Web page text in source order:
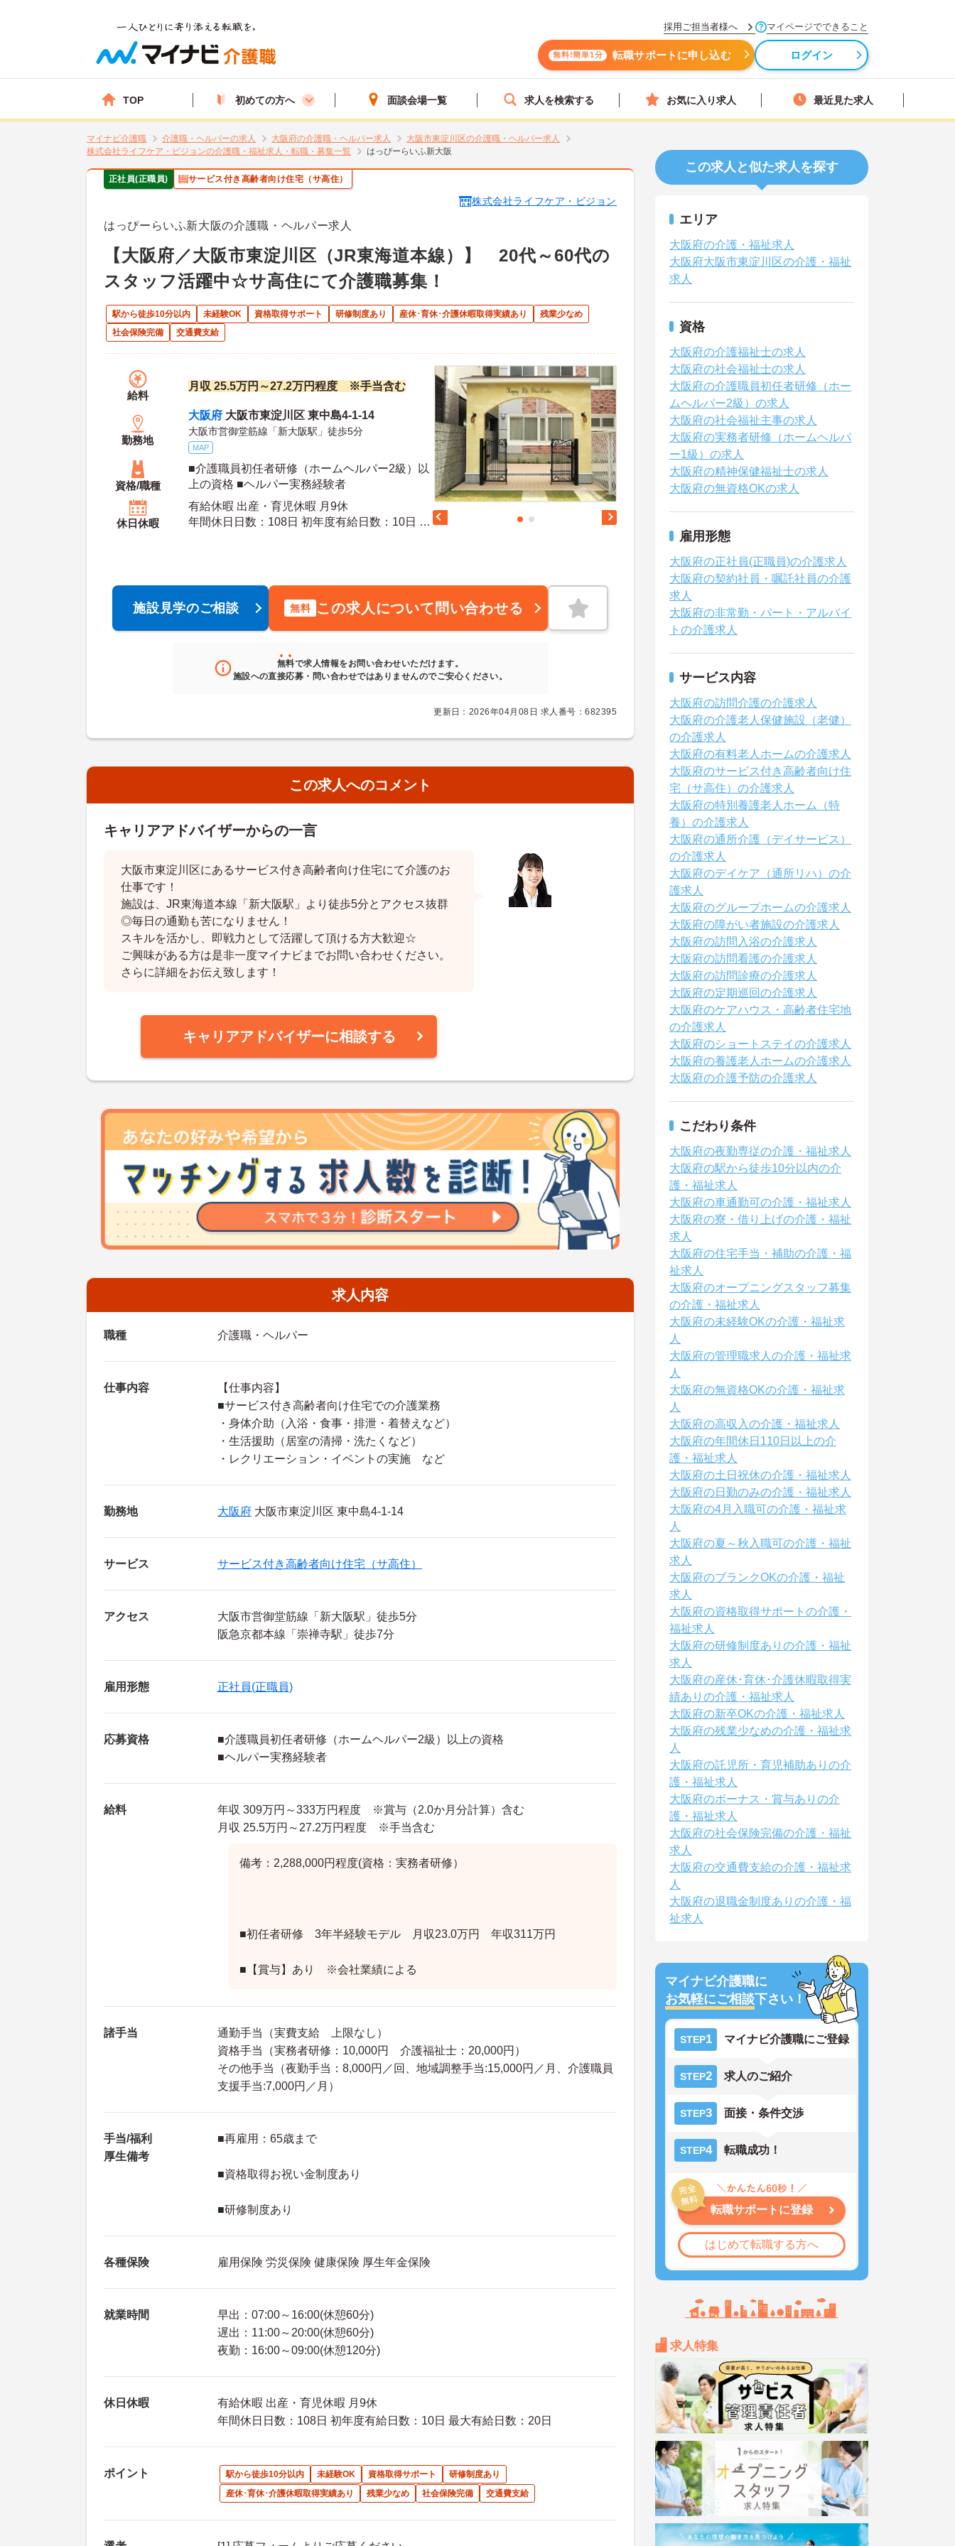
採用ご担当者様へ マイページでできること
無料!簡単1分 転職サポートに申し込む ログイン
TOP 初めての方へ 面談会場一覧 求人を検索する お気に入り求人 最近見た求人
マイナビ介護職 介護職・ヘルパーの求人 大阪府の介護職・ヘルパー求人
大阪市東淀川区の介護職・ヘルパー求人
株式会社ライフケア・ビジョンの介護職・福祉求人・転職・募集一覧
はっぴーらいふ新大阪
正社員(正職員) サービス付き高齢者向け住宅（サ高住）
株式会社ライフケア・ビジョン
はっぴーらいふ新大阪の介護職・ヘルパー求人
【大阪府／大阪市東淀川区（JR東海道本線）】 20代～60代の
スタッフ活躍中☆サ高住にて介護職募集！
駅から徒歩10分以内 未経験OK 資格取得サポート 研修制度あり 産休･育休･介護休暇取得実績あり
残業少なめ
社会保険完備
交通費支給
給料
月収 25.5万円～27.2万円程度 ※手当含む
勤務地
大阪府 大阪市東淀川区 東中島4-1-14
大阪市営御堂筋線「新大阪駅」徒歩5分
MAP
資格/職種
■介護職員初任者研修（ホームヘルパー2級）以
上の資格 ■ヘルパー実務経験者
休日休暇
有給休暇 出産・育児休暇 月9休
年間休日日数：108日 初年度有給日数：10日 最
施設見学のご相談 無料 この求人について問い合わせる
無料で求人情報をお問い合わせいただけます。
施設への直接応募・問い合わせではありませんのでご安心ください。
更新日：2026年04月08日 求人番号：682395
この求人へのコメント
キャリアアドバイザーからの一言
大阪市東淀川区にあるサービス付き高齢者向け住宅にて介護のお
仕事です！
施設は、JR東海道本線「新大阪駅」より徒歩5分とアクセス抜群
◎毎日の通勤も苦になりません！
スキルを活かし、即戦力として活躍して頂ける方大歓迎☆
ご興味がある方は是非一度マイナビまでお問い合わせください。
さらに詳細をお伝え致します！
キャリアアドバイザーに相談する
求人内容
職種 介護職・ヘルパー
仕事内容
【仕事内容】
■サービス付き高齢者向け住宅での介護業務
・身体介助（入浴・食事・排泄・着替えなど）
・生活援助（居室の清掃・洗たくなど）
・レクリエーション・イベントの実施 など
勤務地 大阪府 大阪市東淀川区 東中島4-1-14
サービス サービス付き高齢者向け住宅（サ高住）
アクセス
大阪市営御堂筋線「新大阪駅」徒歩5分
阪急京都本線「崇禅寺駅」徒歩7分
雇用形態 正社員(正職員)
応募資格
■介護職員初任者研修（ホームヘルパー2級）以上の資格
■ヘルパー実務経験者
給料
年収 309万円～333万円程度 ※賞与（2.0か月分計算）含む
月収 25.5万円～27.2万円程度 ※手当含む
備考：2,288,000円程度(資格：実務者研修）
■初任者研修 3年半経験モデル 月収23.0万円 年収311万円
■【賞与】あり ※会社業績による
諸手当
通勤手当（実費支給 上限なし）
資格手当（実務者研修：10,000円 介護福祉士：20,000円）
その他手当（夜勤手当：8,000円／回、地域調整手当:15,000円／月、介護職員
支援手当:7,000円／月）
手当/福利
厚生備考
■再雇用：65歳まで
■資格取得お祝い金制度あり
■研修制度あり
各種保険 雇用保険 労災保険 健康保険 厚生年金保険
就業時間
早出：07:00～16:00(休憩60分)
遅出：11:00～20:00(休憩60分)
夜勤：16:00～09:00(休憩120分)
休日休暇
有給休暇 出産・育児休暇 月9休
年間休日日数：108日 初年度有給日数：10日 最大有給日数：20日
ポイント 駅から徒歩10分以内 未経験OK 資格取得サポート
研修制度あり
産休･育休･介護休暇取得実績あり
残業少なめ 社会保険完備 交通費支給
この求人と似た求人を探す
エリア
大阪府の介護・福祉求人
大阪府大阪市東淀川区の介護・福祉
求人
資格
大阪府の介護福祉士の求人
大阪府の社会福祉士の求人
大阪府の介護職員初任者研修（ホー
ムヘルパー2級）の求人
大阪府の社会福祉主事の求人
大阪府の実務者研修（ホームヘルパ
ー1級）の求人
大阪府の精神保健福祉士の求人
大阪府の無資格OKの求人
雇用形態
大阪府の正社員(正職員)の介護求人
大阪府の契約社員・嘱託社員の介護
求人
大阪府の非常勤・パート・アルバイ
トの介護求人
サービス内容
大阪府の訪問介護の介護求人
大阪府の介護老人保健施設（老健）
の介護求人
大阪府の有料老人ホームの介護求人
大阪府のサービス付き高齢者向け住
宅（サ高住）の介護求人
大阪府の特別養護老人ホーム（特
養）の介護求人
大阪府の通所介護（デイサービス）
の介護求人
大阪府のデイケア（通所リハ）の介
護求人
大阪府のグループホームの介護求人
大阪府の障がい者施設の介護求人
大阪府の訪問入浴の介護求人
大阪府の訪問看護の介護求人
大阪府の訪問診療の介護求人
大阪府の定期巡回の介護求人
大阪府のケアハウス・高齢者住宅地
の介護求人
大阪府のショートステイの介護求人
大阪府の養護老人ホームの介護求人
大阪府の介護予防の介護求人
こだわり条件
大阪府の夜勤専従の介護・福祉求人
大阪府の駅から徒歩10分以内の介
護・福祉求人
大阪府の車通勤可の介護・福祉求人
大阪府の寮・借り上げの介護・福祉
求人
大阪府の住宅手当・補助の介護・福
祉求人
大阪府のオープニングスタッフ募集
の介護・福祉求人
大阪府の未経験OKの介護・福祉求
人
大阪府の管理職求人の介護・福祉求
人
大阪府の無資格OKの介護・福祉求
人
大阪府の高収入の介護・福祉求人
大阪府の年間休日110日以上の介
護・福祉求人
大阪府の土日祝休の介護・福祉求人
大阪府の日勤のみの介護・福祉求人
大阪府の4月入職可の介護・福祉求
人
大阪府の夏～秋入職可の介護・福祉
求人
大阪府のブランクOKの介護・福祉
求人
大阪府の資格取得サポートの介護・
福祉求人
大阪府の研修制度ありの介護・福祉
求人
大阪府の産休･育休･介護休暇取得実
績ありの介護・福祉求人
大阪府の新卒OKの介護・福祉求人
大阪府の残業少なめの介護・福祉求
人
大阪府の託児所・育児補助ありの介
護・福祉求人
大阪府のボーナス・賞与ありの介
護・福祉求人
大阪府の社会保険完備の介護・福祉
求人
大阪府の交通費支給の介護・福祉求
人
大阪府の退職金制度ありの介護・福
祉求人
マイナビ介護職に
お気軽にご相談下さい！
STEP1 マイナビ介護職にご登録
STEP2 求人のご紹介
STEP3 面接・条件交渉
STEP4 転職成功！
転職サポートに登録
はじめて転職する方へ
求人特集